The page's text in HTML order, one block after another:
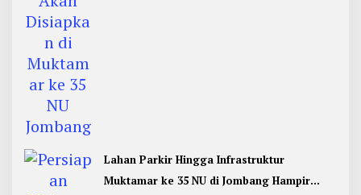
Lahan Parkir Hingga Infrastruktur
Muktamar ke 35 NU di Jombang Hampir